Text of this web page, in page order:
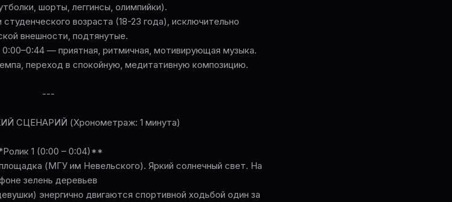
шорты, леггинсы, олимпийки).
возраста (18-23 года), исключительно
внешности, подтянутые.
— приятная, ритмичная, мотивирующая музыка.
переход в спокойную, медитативную композицию.
---
СЦЕНАРИЙ (Хронометраж: 1 минута)
1 (0:00 – 0:04)**
(МГУ им Невельского). Яркий солнечный свет. На
зелень деревьев
энергично двигаются спортивной ходьбой один за